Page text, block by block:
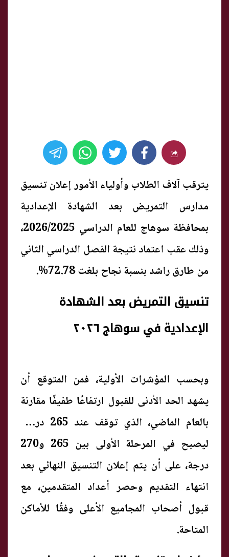
يترقب آلاف الطلاب وأولياء الأمور إعلان تنسيق
مدارس التمريض بعد الشهادة الإعدادية
بمحافظة سوهاج للعام الدراسي 2026/2025،
وذلك عقب اعتماد نتيجة الفصل الدراسي الثاني
من طارق راشد بنسبة نجاح بلغت 72.78%.
تنسيق التمريض بعد الشهادة
الإعدادية في سوهاج ٢٠٢٦
وبحسب المؤشرات الأولية، فمن المتوقع أن
يشهد الحد الأدنى للقبول ارتفاعًا طفيفًا مقارنة
بالعام الماضي، الذي توقف عند 265 درجة،
ليصبح في المرحلة الأولى بين 265 و270
درجة، على أن يتم إعلان التنسيق النهائي بعد
انتهاء التقديم وحصر أعداد المتقدمين، مع
قبول أصحاب المجاميع الأعلى وفقًا للأماكن
المتاحة.